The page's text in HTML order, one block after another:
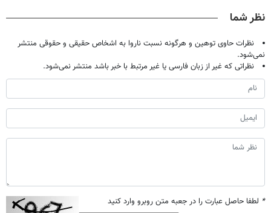
نظر شما
نظرات حاوی توهین و هرگونه نسبت ناروا به اشخاص حقیقی و حقوقی منتشر
نمی‌شود.
نظراتی که غیر از زبان فارسی یا غیر مرتبط با خبر باشد منتشر نمی‌شود.
* لطفا حاصل عبارت را در جعبه متن روبرو وارد کنید